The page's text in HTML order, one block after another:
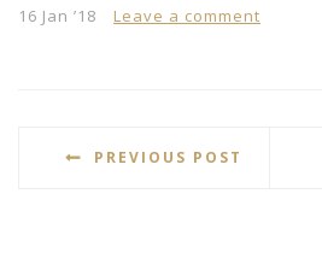
16 Jan ’18 Leave a comment
PREVIOUS POST